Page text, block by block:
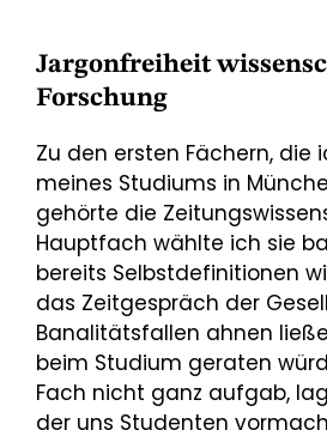
Jargonfreiheit
Forschung
Zu den ersten Fächern, die
meines Studiums in
gehörte die
Hauptfach wählte ich sie
bereits Selbstdefinitionen
das Zeitgespräch der
Banalitätsfallen ahnen
beim Studium geraten
Fach nicht ganz aufgab,
der uns Studenten